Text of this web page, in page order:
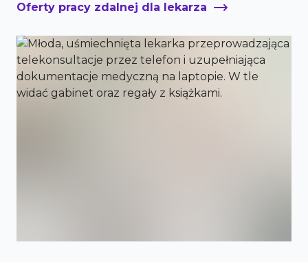
Oferty pracy zdalnej dla lekarza